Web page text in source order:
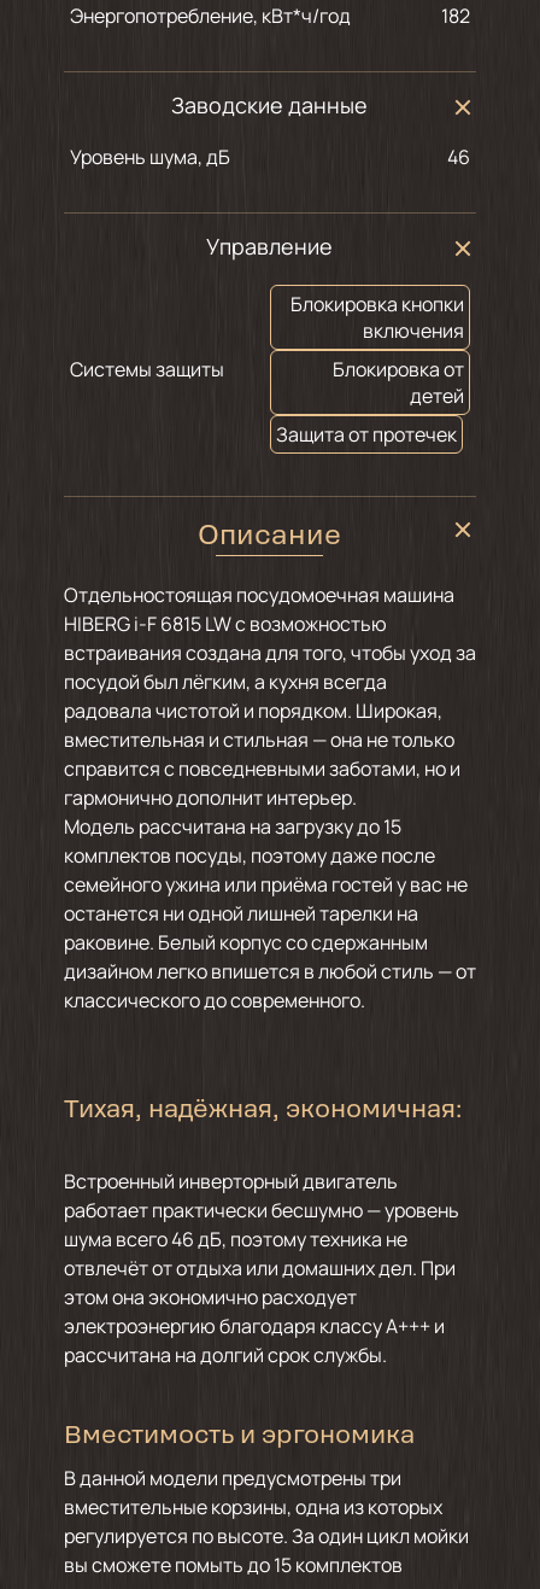
Энергопотребление, кВт*ч/год
182
Заводские данные
Уровень шума, дБ 46
Управление
Системы защиты
Блокировка кнопки
включения
Блокировка от
детей
Защита от протечек
Описание
Отдельностоящая посудомоечная машина
HIBERG i-F 6815 LW с возможностью
встраивания создана для того, чтобы уход за
посудой был лёгким, а кухня всегда
радовала чистотой и порядком. Широкая,
вместительная и стильная — она не только
справится с повседневными заботами, но и
гармонично дополнит интерьер.
Модель рассчитана на загрузку до 15
комплектов посуды, поэтому даже после
семейного ужина или приёма гостей у вас не
останется ни одной лишней тарелки на
раковине. Белый корпус со сдержанным
дизайном легко впишется в любой стиль — от
классического до современного.
Тихая, надёжная, экономичная:
Встроенный инверторный двигатель
работает практически бесшумно — уровень
шума всего 46 дБ, поэтому техника не
отвлечёт от отдыха или домашних дел. При
этом она экономично расходует
электроэнергию благодаря классу А+++ и
рассчитана на долгий срок службы.
Вместимость и эргономика
В данной модели предусмотрены три
вместительные корзины, одна из которых
регулируется по высоте. За один цикл мойки
вы сможете помыть до 15 комплектов